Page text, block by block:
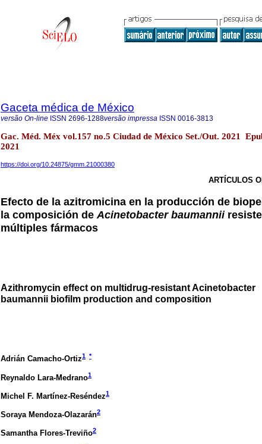
Gaceta médica de México
versão On-line ISSN 2696-1288versão impressa ISSN 0016-3813
Gac. Méd. Méx vol.157 no.5 Ciudad de México Set./Out. 2021
2021
https://doi.org/10.24875/gmm.21000380
ARTÍCULOS
Efecto de la azitromicina en la producción de
la composición deAcinetobacter baumannii
múltiples fármacos
Azithromycin effect on multidrug-resistant Acinetobacter
baumannii biofilm production and composition
Adrián Camacho-Ortiz1 *
Reynaldo Lara-Medrano1
Michel F. Martínez-Reséndez1
Soraya Mendoza-Olazarán2
Samantha Flores-Treviño2